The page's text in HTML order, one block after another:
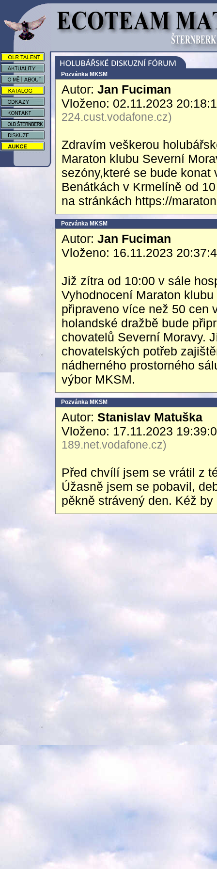
Pozvánka MKSM
Autor: Jan Fuciman
Vloženo: 02.11.2023
224.cust.vodafone.cz)
Zdravím veškerou
Maraton klubu Severní
sezóny,které se bude
Benátkách v Krmelíně od
na stránkách https://
Pozvánka MKSM
Autor: Jan Fuciman
Vloženo: 16.11.2023
Již zítra od 10:00 v sále
Vyhodnocení Maraton
připraveno více než 50 cen
holandské dražbě bude
chovatelů Severní Moravy.
chovatelských potřeb
nádherného prostorného
výbor MKSM.
Pozvánka MKSM
Autor: Stanislav Matuška
Vloženo: 17.11.2023
189.net.vodafone.cz)
Před chvílí jsem se vrátil z
Úžasně jsem se pobavil,
pěkně strávený den. Kéž